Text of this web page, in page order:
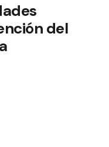
del